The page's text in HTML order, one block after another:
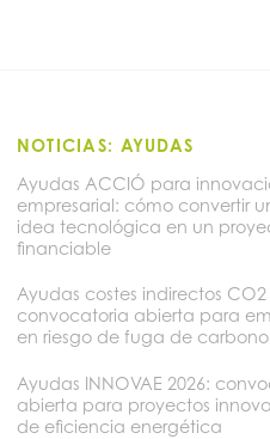
NOTICIAS: AYUDAS
Ayudas ACCIÓ para
empresarial: cómo convertir
idea tecnológica en un
financiable
Ayudas costes indirectos CO2
convocatoria abierta para
en riesgo de fuga de carbono
Ayudas INNOVAE 2026:
abierta para proyectos
de eficiencia energética